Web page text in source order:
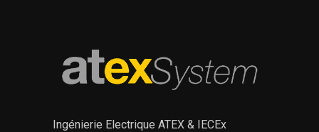
Ingénierie Electrique ATEX & IECEx